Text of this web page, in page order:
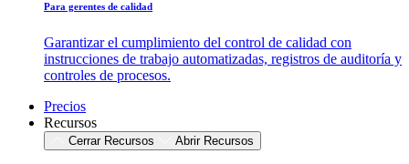
Para gerentes de calidad
Garantizar el cumplimiento del control de calidad con
instrucciones de trabajo automatizadas, registros de auditoría y
controles de procesos.
Precios
Recursos
Cerrar Recursos Abrir Recursos